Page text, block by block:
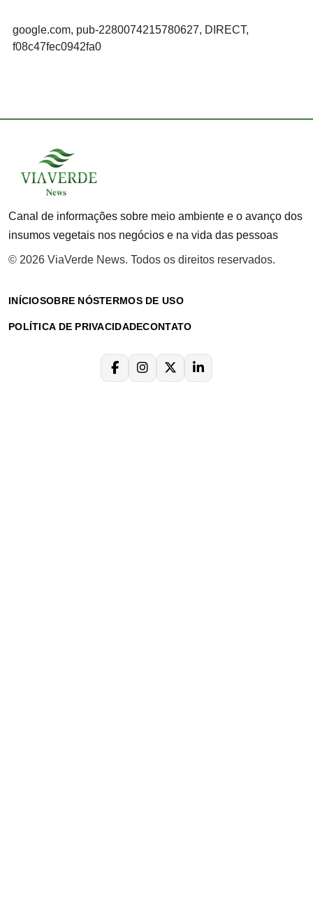
google.com, pub-2280074215780627, DIRECT,
f08c47fec0942fa0
Canal de informações sobre meio ambiente e o avanço dos
insumos vegetais nos negócios e na vida das pessoas
© 2026 ViaVerde News. Todos os direitos reservados.
INÍCIOSOBRE NÓSTERMOS DE USO
POLÍTICA DE PRIVACIDADECONTATO